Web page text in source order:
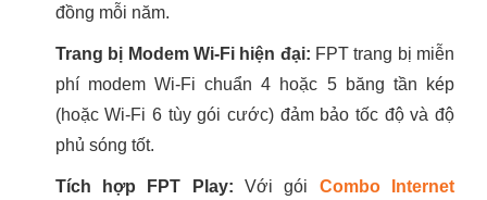
đồng mỗi năm.
Trang bị Modem Wi-Fi hiện đại: FPT trang bị miễn
phí modem Wi-Fi chuẩn 4 hoặc 5 băng tần kép
(hoặc Wi-Fi 6 tùy gói cước) đảm bảo tốc độ và độ
phủ sóng tốt.
Tích hợp FPT Play: Với gói Combo Internet